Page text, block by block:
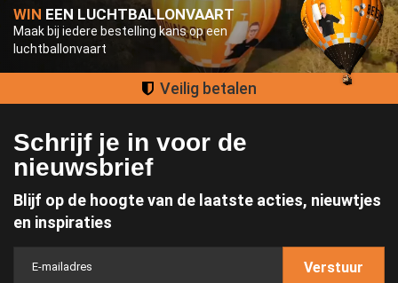
WIN EEN LUCHTBALLONVAART
Maak bij iedere bestelling kans op een
luchtballonvaart
Groot assortiment
Schrijf je in voor de
nieuwsbrief
Blijf op de hoogte van de laatste acties, nieuwtjes
en inspiraties
Verstuur